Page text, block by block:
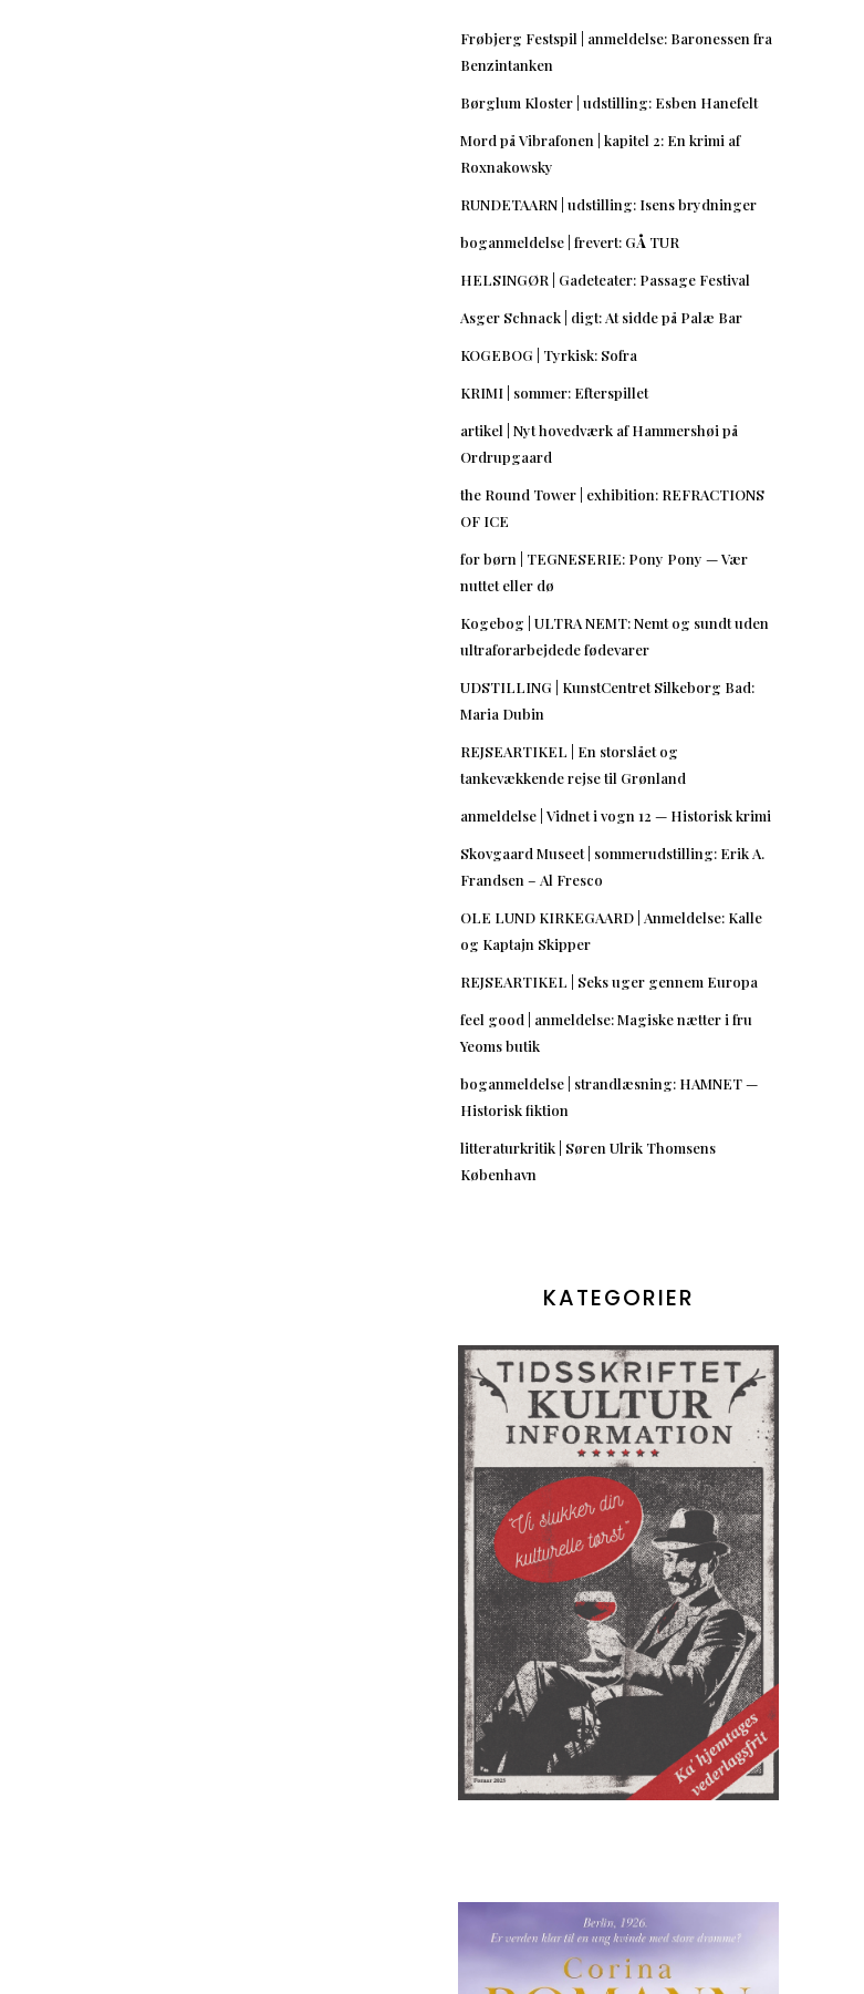
Frøbjerg Festspil | anmeldelse: Baronessen fra
Benzintanken
Børglum Kloster | udstilling: Esben Hanefelt
Mord på Vibrafonen | kapitel 2: En krimi af
Roxnakowsky
RUNDETAARN | udstilling: Isens brydninger
boganmeldelse | frevert: GÅ TUR
HELSINGØR | Gadeteater: Passage Festival
Asger Schnack | digt: At sidde på Palæ Bar
KOGEBOG | Tyrkisk: Sofra
KRIMI | sommer: Efterspillet
artikel | Nyt hovedværk af Hammershøi på
Ordrupgaard
the Round Tower | exhibition: REFRACTIONS
OF ICE
for børn | TEGNESERIE: Pony Pony — Vær
nuttet eller dø
Kogebog | ULTRA NEMT: Nemt og sundt uden
ultraforarbejdede fødevarer
UDSTILLING | KunstCentret Silkeborg Bad:
Maria Dubin
REJSEARTIKEL | En storslået og
tankevækkende rejse til Grønland
anmeldelse | Vidnet i vogn 12 — Historisk krimi
Skovgaard Museet | sommerudstilling: Erik A.
Frandsen – Al Fresco
OLE LUND KIRKEGAARD | Anmeldelse: Kalle
og Kaptajn Skipper
REJSEARTIKEL | Seks uger gennem Europa
feel good | anmeldelse: Magiske nætter i fru
Yeoms butik
boganmeldelse | strandlæsning: HAMNET —
Historisk fiktion
litteraturkritik | Søren Ulrik Thomsens
København
KATEGORIER